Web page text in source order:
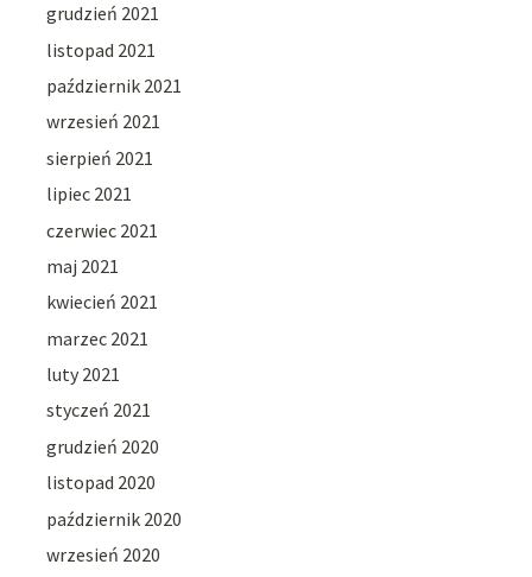
grudzień 2021
listopad 2021
październik 2021
wrzesień 2021
sierpień 2021
lipiec 2021
czerwiec 2021
maj 2021
kwiecień 2021
marzec 2021
luty 2021
styczeń 2021
grudzień 2020
listopad 2020
październik 2020
wrzesień 2020